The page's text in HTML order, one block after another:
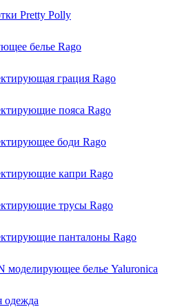
Pretty Polly
белье Rago
грация Rago
пояса Rago
боди Rago
капри Rago
трусы Rago
панталоны Rago
моделирующее белье Yaluroniсa
одежда